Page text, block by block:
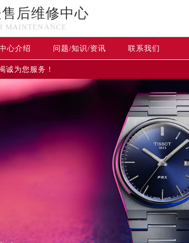
后维修中心
MAINTENANCE
心介绍 问题/知识/资讯 联系我们
诚为您服务！